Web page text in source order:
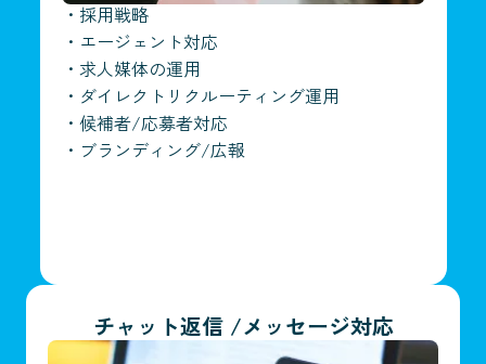
・ 採用戦略
・ エージェント対応
・ 求人媒体の運用
・ ダイレクトリクルーティング運用
・ 候補者/応募者対応
・ ブランディング/広報
チャット返信 /メッセージ対応